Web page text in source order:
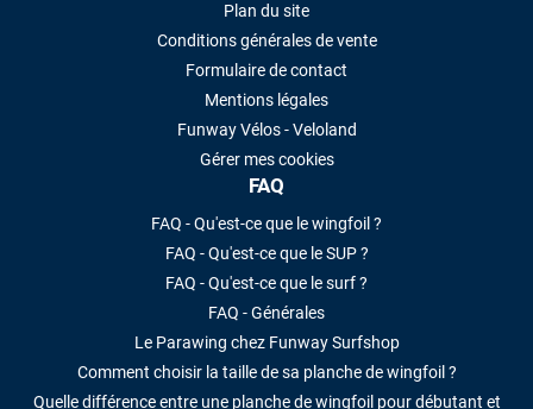
Plan du site
Conditions générales de vente
Formulaire de contact
Mentions légales
Funway Vélos - Veloland
Gérer mes cookies
FAQ
FAQ - Qu'est-ce que le wingfoil ?
FAQ - Qu'est-ce que le SUP ?
FAQ - Qu'est-ce que le surf ?
FAQ - Générales
Le Parawing chez Funway Surfshop
Comment choisir la taille de sa planche de wingfoil ?
Quelle différence entre une planche de wingfoil pour débutant et